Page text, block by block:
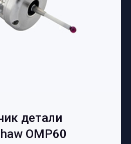
детали
OMP60